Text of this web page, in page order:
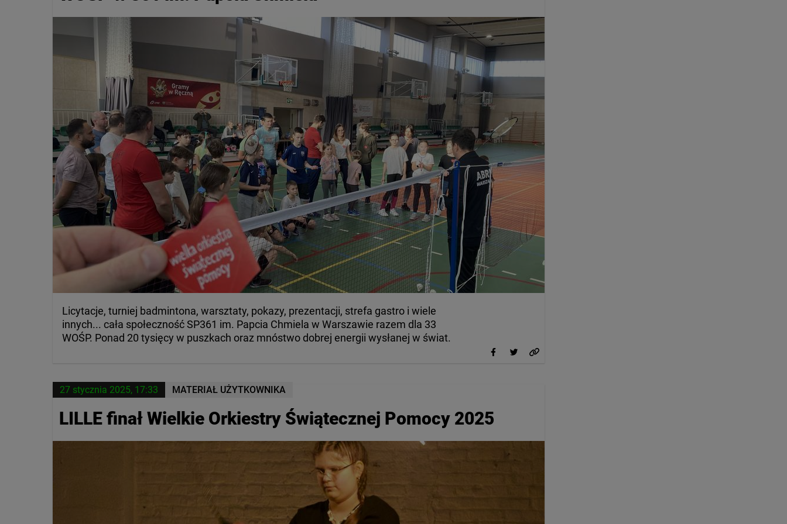
Licytacje, turniej badmintona, warsztaty, pokazy, prezentacji, strefa gastro i wiele
innych... cała społeczność SP361 im. Papcia Chmiela w Warszawie razem dla 33
WOŚP. Ponad 20 tysięcy w puszkach oraz mnóstwo dobrej energii wysłanej w świat.
27 stycznia 2025, 17:33 MATERIAŁ UŻYTKOWNIKA
LILLE finał Wielkie Orkiestry Świątecznej Pomocy 2025